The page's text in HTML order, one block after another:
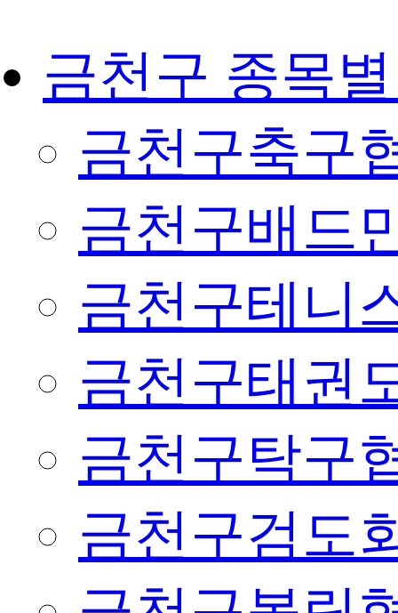
금천구 종목
금천구축구
금천구배드
금천구테니
금천구태권
금천구탁구
금천구검도